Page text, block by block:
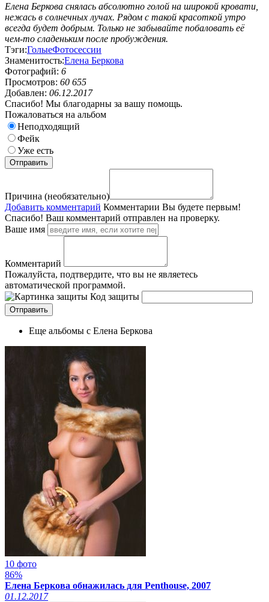
Елена Беркова снялась абсолютно голой на широкой кровати,
нежась в солнечных лучах. Рядом с такой красоткой утро
всегда будет добрым. Только не забывайте побаловать её
чем-то сладеньким после пробуждения.
Тэги:ГолыеФотосессии
Знаменитость:Елена Беркова
Фотографий: 6
Просмотров: 60 655
Добавлен: 06.12.2017
Спасибо! Мы благодарны за вашу помощь.
Пожаловаться на альбом
Неподходящий
Фейк
Уже есть
Причина (необязательно)
Добавить комментарий Комментарии Вы будете первым!
Спасибо! Ваш комментарий отправлен на проверку.
Ваше имя
Комментарий
Пожалуйста, подтвердите, что вы не являетесь
автоматической программой.
Код защиты
Еще альбомы с Елена Беркова
10 фото
86%
Елена Беркова обнажилась для Penthouse, 2007
01.12.2017